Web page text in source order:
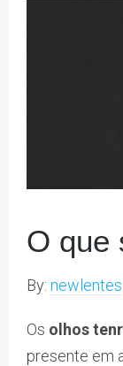
O que
By: newlentes
Os olhos
presente em